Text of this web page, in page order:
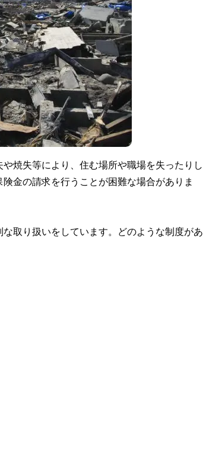
焼失等により、住む場所や職場を失ったりし
金の請求を行うことが困難な場合がありま
取り扱いをしています。どのような制度があ